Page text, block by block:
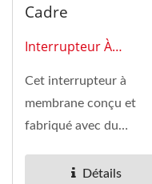
Cadre
Interrupteur À
Cet interrupteur à
membrane conçu et
fabriqué avec du
polyester anti-rayures...
Détails